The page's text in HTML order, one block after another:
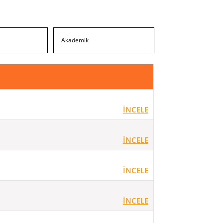
İNCELE
İNCELE
İNCELE
İNCELE